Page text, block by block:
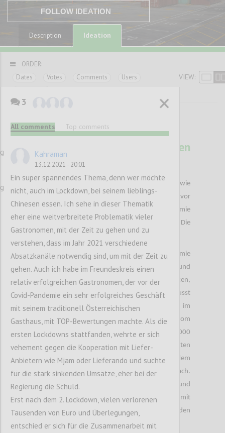
FOLLOW IDEATION
Description Ideation
ORDER:
Dates
Votes Comments
Users
VIEW:
37
Das Leben liegt in unseren
Händen
Noch nie zuvor war die Nachfrage danach so hoch wie
während der Pandemie. Die Lieferengpässe die uns vor
die größten Herausforderungen in der Pandemie
stellen , macht das Ganze Thema noch brisanter. Die
Rede ist von einem Smartphone.
Da sehr viele Unternehmen aufgrund der Pandemie
gezwungen sind auf Home Office umzustellen und
dadurch Mitarbeiter mit Smartphones austatten,
müssen Käufer gegenwärtige Lieferprobleme bewusst
berücksichtigen, so die die Studie zu „Disruption im
Management der globalen Lieferketten“ vom
Softwarehaus Oracle. Bei der Studie wurden 1.000
deutsche Konsumentinnen und Konsumenten
befragt. Besonders die Chip Hersteller kommen dem
Bedarf der Smartphone Hersteller nicht nach.
Smartphone Hersteller wiederum haben aufgrund
dieser Lieferverzögerungen der Zulieferer mit
Preisanpassungen reagiert. Die Preise wurden
angehoben.
3
All comments Top comments
Kahraman
13.12.2021 - 20:01
Ein super spannendes Thema, denn wer möchte
nicht, auch im Lockdown, bei seinem lieblings-
Chinesen essen. Ich sehe in dieser Thematik
eher eine weitverbreitete Problematik vieler
Gastronomen, mit der Zeit zu gehen und zu
verstehen, dass im Jahr 2021 verschiedene
Absatzkanäle notwendig sind, um mit der Zeit zu
gehen. Auch ich habe im Freundeskreis einen
relativ erfolgreichen Gastronomen, der vor der
Covid-Pandemie ein sehr erfolgreiches Geschäft
mit seinem traditionell Österreichischen
Gasthaus, mit TOP-Bewertungen machte. Als die
ersten Lockdowns stattfanden, wehrte er sich
vehement gegen die Kooperation mit Liefer-
Anbietern wie Mjam oder Lieferando und suchte
für die stark sinkenden Umsätze, eher bei der
Regierung die Schuld.
Erst nach dem 2. Lockdown, vielen verlorenen
Tausenden von Euro und Überlegungen,
entschied er sich für die Zusammenarbeit mit